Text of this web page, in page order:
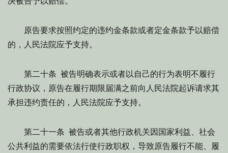
原告要求按照约定的违约金条款或者定金条款予以赔偿
的，人民法院应予支持。
第二十条 被告明确表示或者以自己的行为表明不履行
行政协议，原告在履行期限届满之前向人民法院起诉请求其
承担违约责任的，人民法院应予支持。
第二十一条 被告或者其他行政机关因国家利益、社会
公共利益的需要依法行使行政职权，导致原告履行不能、履